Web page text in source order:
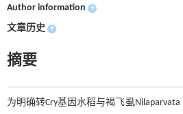
Author information +
文章历史 +
摘要
为明确转Cry基因水稻与褐飞虱